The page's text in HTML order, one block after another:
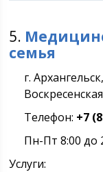
5.
семья
г.
Телефон: +7
Пн-Пт 8:00 до
Услуги: